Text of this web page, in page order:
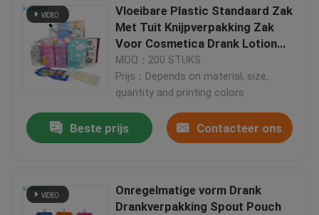
Vloeibare Plastic Standaard Zak
Met Tuit Knijpverpakking Zak
Voor Cosmetica Drank Lotion
Spuitzak
MOQ：200 STUKS
Prijs：Depends on material, size,
quantity and printing colors
Beste prijs Contacteer ons
Onregelmatige vorm Drank
Drankverpakking Spout Pouch